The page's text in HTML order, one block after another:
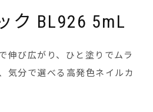
ク BL926 5mL
伸び広がり、ひと塗りでムラ
気分で選べる高発色ネイルカ